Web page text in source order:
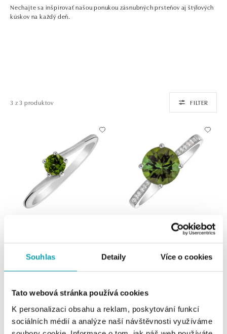
Souhlas Detaily Více o cookies
Tato webová stránka používá cookies
K personalizaci obsahu a reklam, poskytování funkcí
sociálních médií a analýze naší návštěvnosti využíváme
Nechajte sa inšpirovať našou ponukou zásnubných prsteňov aj štýlových
kúskov na každý deň.
3 z 3 produktov FILTER
od 475 €
Prsteň s diamantmi a turmalínom
green Bonbon
od 1 581 €